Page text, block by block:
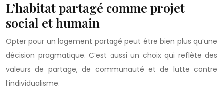
L’habitat partagé comme projet
social et humain
Opter pour un logement partagé peut être bien plus qu’une
décision pragmatique. C’est aussi un choix qui reflète des
valeurs de partage, de communauté et de lutte contre
l’individualisme.